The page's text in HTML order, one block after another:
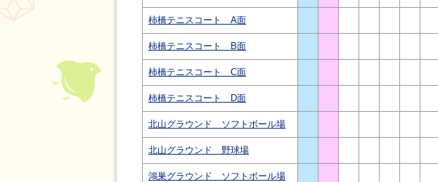
柿橋テニスコート A面
柿橋テニスコート B面
柿橋テニスコート C面
柿橋テニスコート D面
北山グラウンド ソフトボール場
北山グラウンド 野球場
鴻巣グラウンド ソフトボール場